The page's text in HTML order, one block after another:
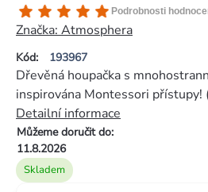
Kód: 193967
Průměrné
hodnocení
produktu
je
5,0
z
5
hvězdiček.
Podrobnosti
Značka: Atmosphera
Skladem
Můžeme doručit do:
11.8.2026
Dřevěná houpačka s
inspirována Montessori přístupy!
Detailní informace